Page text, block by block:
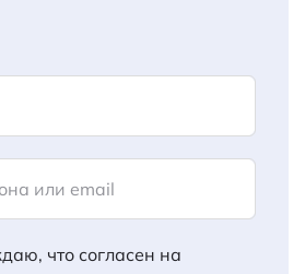
или email
что согласен на